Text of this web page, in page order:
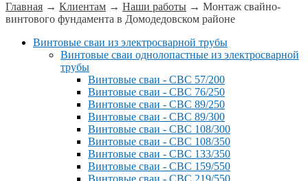
Главная → Клиентам → Наши работы → Монтаж свайно-
винтового фундамента в Домодедовском районе
Винтовые сваи из электросварной трубы
Винтовые сваи однолопастные из электросварной
трубы
Винтовые сваи - СВС 57/200
Винтовые сваи - СВС 76/250
Винтовые сваи - СВС 89/250
Винтовые сваи - СВС 89/300
Винтовые сваи - СВС 108/300
Винтовые сваи - СВС 108/350
Винтовые сваи - СВС 133/350
Винтовые сваи - СВС 159/550
Винтовые сваи - СВС 219/550